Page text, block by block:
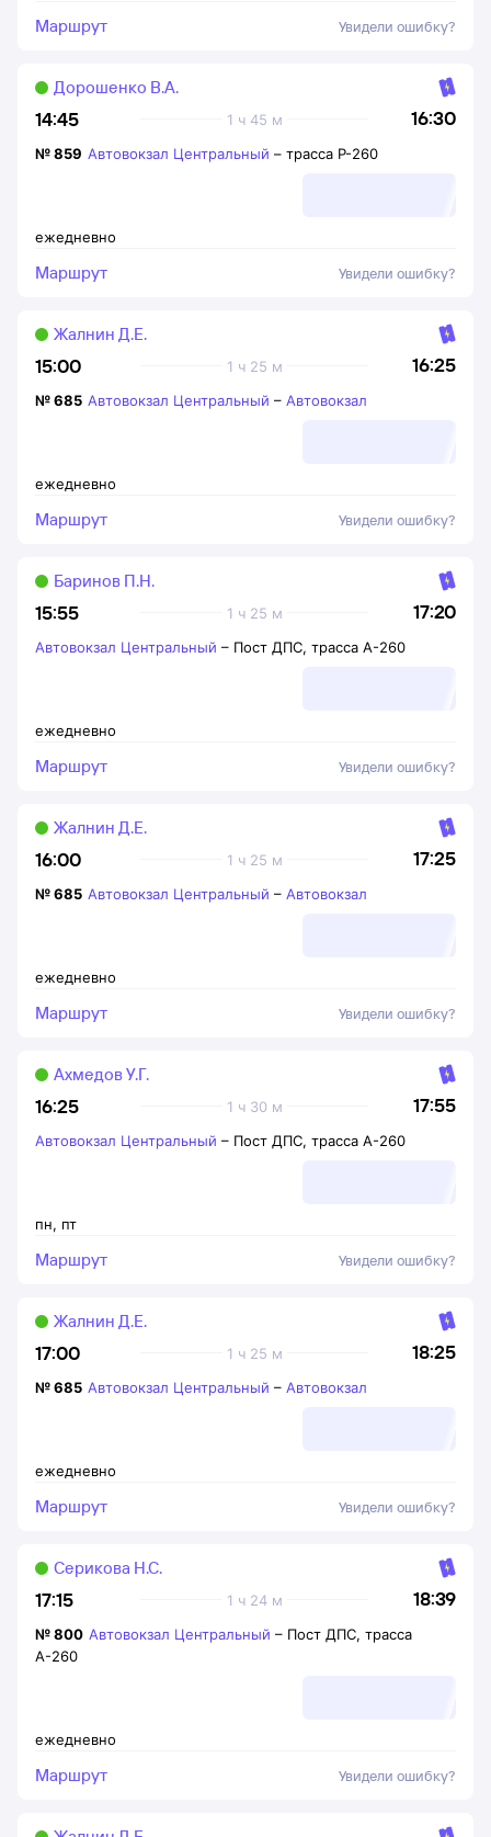
Маршрут Увидели ошибку?
14:45 16:30
1 ч 45 м
Дорошенко В.А.
ежедневно
№859 Автовокзал Центральный – трасса Р-260
Маршрут Увидели ошибку?
15:00 16:25
1 ч 25 м
Жалнин Д.Е.
ежедневно
№685 Автовокзал Центральный – Автовокзал
Маршрут Увидели ошибку?
15:55 17:20
1 ч 25 м
Баринов П.Н.
ежедневно
Автовокзал Центральный – Пост ДПС, трасса А-260
Маршрут Увидели ошибку?
16:00 17:25
1 ч 25 м
Жалнин Д.Е.
ежедневно
№685 Автовокзал Центральный – Автовокзал
Маршрут Увидели ошибку?
16:25 17:55
1 ч 30 м
Ахмедов У.Г.
пн, пт
Автовокзал Центральный – Пост ДПС, трасса А-260
Маршрут Увидели ошибку?
17:00 18:25
1 ч 25 м
Жалнин Д.Е.
ежедневно
№685 Автовокзал Центральный – Автовокзал
Маршрут Увидели ошибку?
17:15 18:39
1 ч 24 м
Серикова Н.С.
ежедневно
№800 Автовокзал Центральный – Пост ДПС, трасса
А-260
Маршрут Увидели ошибку?